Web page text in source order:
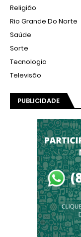
Religião
Rio Grande Do Norte
Saúde
Sorte
Tecnologia
Televisão
PUBLICIDADE